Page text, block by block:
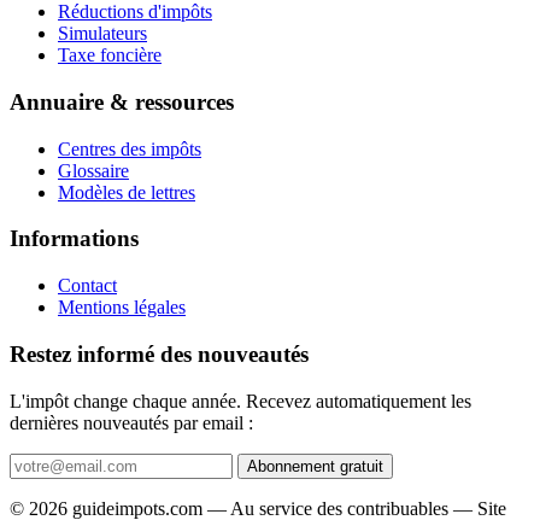
Réductions d'impôts
Simulateurs
Taxe foncière
Annuaire & ressources
Centres des impôts
Glossaire
Modèles de lettres
Informations
Contact
Mentions légales
Restez informé des nouveautés
L'impôt change chaque année. Recevez automatiquement les
dernières nouveautés par email :
Abonnement gratuit
© 2026 guideimpots.com — Au service des contribuables — Site